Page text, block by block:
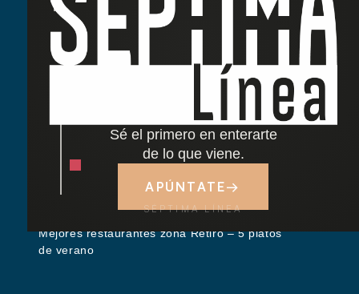
Sé el primero en enterarte
de lo que viene.
APÚNTATE→
SÉPTIMA LÍNEA
Redescubre las tardes del Retiro: nuestra
nueva carta de cócteles ha llegado
Cocido madrileño: tradición y sabor junto al
Dónde comer cerca del Parque del Retiro en
Madrid
Tapas y terraza junto al Retiro
Mejores restaurantes zona Retiro – 5 platos
de verano